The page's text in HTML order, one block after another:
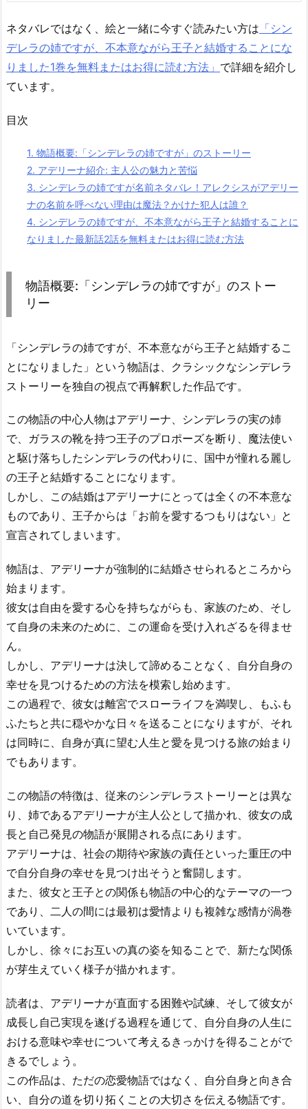
ネタバレではなく、絵と一緒に今すぐ読みたい方は 「シン
デレラの姉ですが、不本意ながら王子と結婚することにな
りました1巻を無料またはお得に読む方法」 で詳細を紹介し
ています。
目次
1. 物語概要:「シンデレラの姉ですが」のストーリー
2. アデリーナ紹介: 主人公の魅力と苦悩
3. シンデレラの姉ですが名前ネタバレ！アレクシスがアデリー
ナの名前を呼べない理由は魔法？かけた犯人は誰？
4. シンデレラの姉ですが、不本意ながら王子と結婚することに
なりました最新話2話を無料またはお得に読む方法
物語概要:「シンデレラの姉ですが」のストー
リー
「シンデレラの姉ですが、不本意ながら王子と結婚するこ
とになりました」という物語は、クラシックなシンデレラ
ストーリーを独自の視点で再解釈した作品です。
この物語の中心人物はアデリーナ、シンデレラの実の姉
で、ガラスの靴を持つ王子のプロポーズを断り、魔法使い
と駆け落ちしたシンデレラの代わりに、国中が憧れる麗し
の王子と結婚することになります。
しかし、この結婚はアデリーナにとっては全くの不本意な
ものであり、王子からは「お前を愛するつもりはない」と
宣言されてしまいます。
物語は、アデリーナが強制的に結婚させられるところから
始まります。
彼女は自由を愛する心を持ちながらも、家族のため、そし
て自身の未来のために、この運命を受け入れざるを得ませ
ん。
しかし、アデリーナは決して諦めることなく、自分自身の
幸せを見つけるための方法を模索し始めます。
この過程で、彼女は離宮でスローライフを満喫し、もふも
ふたちと共に穏やかな日々を送ることになりますが、それ
は同時に、自身が真に望む人生と愛を見つける旅の始まり
でもあります。
この物語の特徴は、従来のシンデレラストーリーとは異な
り、姉であるアデリーナが主人公として描かれ、彼女の成
長と自己発見の物語が展開される点にあります。
アデリーナは、社会の期待や家族の責任といった重圧の中
で自分自身の幸せを見つけ出そうと奮闘します。
また、彼女と王子との関係も物語の中心的なテーマの一つ
であり、二人の間には最初は愛情よりも複雑な感情が渦巻
いています。
しかし、徐々にお互いの真の姿を知ることで、新たな関係
が芽生えていく様子が描かれます。
読者は、アデリーナが直面する困難や試練、そして彼女が
成長し自己実現を遂げる過程を通じて、自分自身の人生に
おける意味や幸せについて考えるきっかけを得ることがで
きるでしょう。
この作品は、ただの恋愛物語ではなく、自分自身と向き合
い、自分の道を切り拓くことの大切さを伝える物語です。